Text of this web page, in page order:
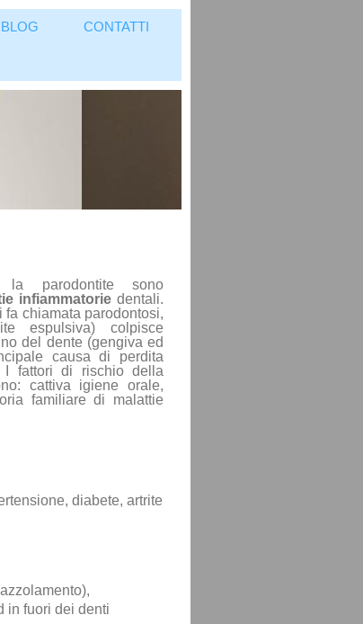
BLOG CONTATTI
parodontite sono
infiammatoriedentali.
fa chiamata parodontosi,
espulsiva) colpisce
del dente (gengiva ed
causa di perdita
I fattori di rischio della
cattiva igiene orale,
familiare di malattie
diabete, artrite
in fuori dei denti